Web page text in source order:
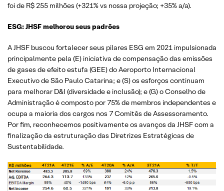
foi de R$ 255 milhões (+321% vs nossa projeção; +35% a/a).
ESG: JHSF melhorou seus padrões
A JHSF buscou fortalecer seus pilares ESG em 2021 impulsionada
principalmente pela (E) iniciativa de compensação das emissões
de gases de efeito estufa (GEE) do Aeroporto Internacional
Executivo de São Paulo Catarina; e (S) os esforços continuam
para melhorar D&I (diversidade e inclusão); e (G) o Conselho de
Administração é composto por 75% de membros independentes e
ocupa a maioria dos cargos nos 7 Comitês de Assessoramento.
Por fim, reconhecemos positivamente os avanços da JHSF com a
finalização da estruturação das Diretrizes Estratégicas de
Sustentabilidade.